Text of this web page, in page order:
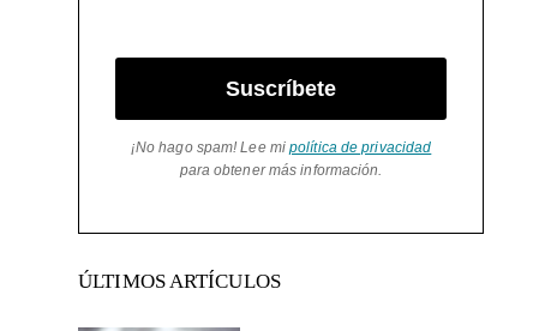
Suscríbete
¡No hago spam! Lee mipolítica de privacidad
para obtener más información.
ÚLTIMOS ARTÍCULOS